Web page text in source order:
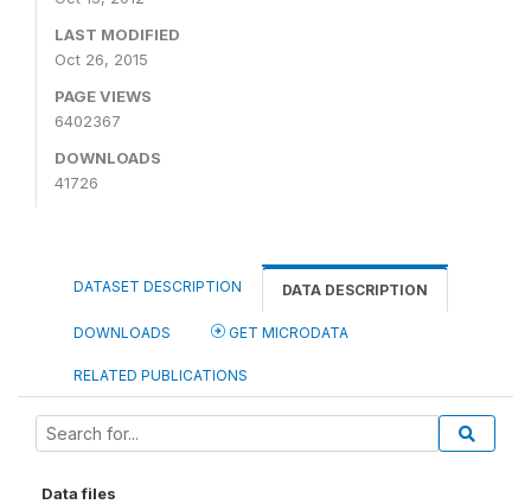
LAST MODIFIED
Oct 26, 2015
PAGE VIEWS
6402367
DOWNLOADS
41726
DATASET DESCRIPTION DATA DESCRIPTION
DOWNLOADS GET MICRODATA
RELATED PUBLICATIONS
Data files